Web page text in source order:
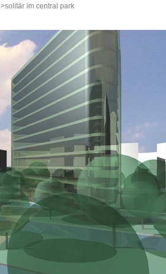
>solitär im central park